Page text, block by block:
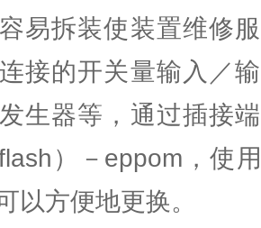
易拆装使装置维修
接的开关量输入／
生器等，通过插接
）－eppom，使
以方便地更换。